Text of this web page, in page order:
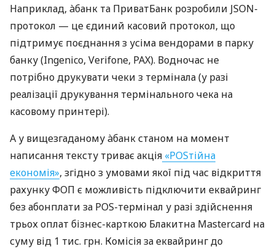
Наприклад, àбанк та ПриватБанк розробили JSON-
протокол — це єдиний касовий протокол, що
підтримує поєднання з усіма вендорами в парку
банку (Ingenico, Verifone, PAX). Водночас не
потрібно друкувати чеки з термінала (у разі
реалізації друкування термінального чека на
касовому принтері).
А у вищезгаданому àбанк станом на момент
написання тексту триває акція «POSтійна
економія», згідно з умовами якої під час відкриття
рахунку ФОП є можливість підключити еквайринг
без абонплати за POS-термінал у разі здійснення
трьох оплат бізнес-карткою Блакитна Mastercard на
суму від 1 тис. грн. Комісія за еквайринг до